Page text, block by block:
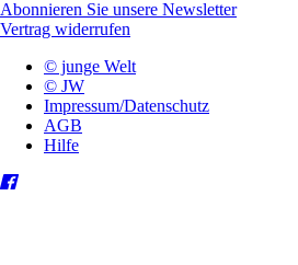
Abonnieren Sie unsere Newsletter
Vertrag widerrufen
© junge Welt
© JW
Impressum/Datenschutz
AGB
Hilfe